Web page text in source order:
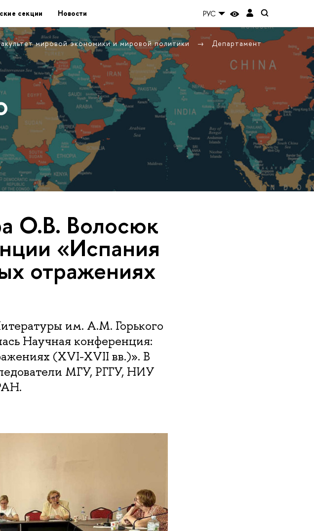
секции Новости РУС
мировой экономики и мировой политики
Департамент
О.В. Волосюк
«Испания
отражениях
им. А.М. Горького
Научная конференция:
(XVI-XVII вв.)». В
МГУ, РГГУ, НИУ